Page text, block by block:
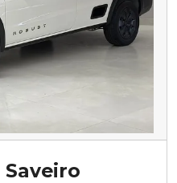
Saveiro